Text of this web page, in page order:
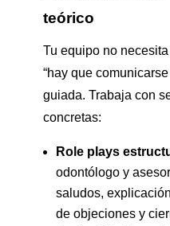
teórico
Tu equipo no
“hay que
guiada. Trabaja con
concretas:
Role plays
odontólogo y
saludos,
de objeciones y